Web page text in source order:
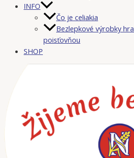
INFO
Čo je celiakia
Bezlepkové výrobky
poisťovňou
SHOP